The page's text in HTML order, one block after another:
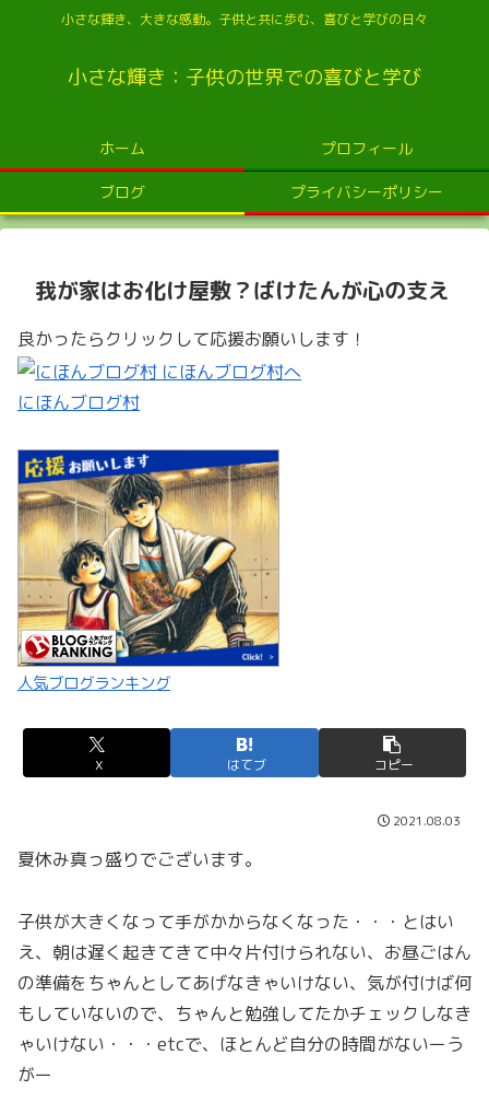
小さな輝き、大きな感動。子供と共に歩む、喜びと学びの日々
小さな輝き：子供の世界での喜びと学び
ホーム プロフィール
ブログ プライバシーポリシー
我が家はお化け屋敷？ばけたんが心の支え
良かったらクリックして応援お願いします！
にほんブログ村
人気ブログランキング
X はてブ コピー
2021.08.03
夏休み真っ盛りでございます。
子供が大きくなって手がかからなくなった・・・とはい
え、朝は遅く起きてきて中々片付けられない、お昼ごはん
の準備をちゃんとしてあげなきゃいけない、気が付けば何
もしていないので、ちゃんと勉強してたかチェックしなき
ゃいけない・・・etcで、ほとんど自分の時間がないーう
がー